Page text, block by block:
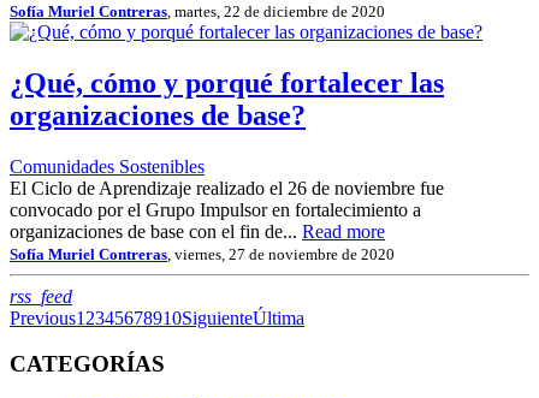
Sofía Muriel Contreras , martes, 22 de diciembre de 2020
¿Qué, cómo y porqué fortalecer las
organizaciones de base?
Comunidades Sostenibles
El Ciclo de Aprendizaje realizado el 26 de noviembre fue
convocado por el Grupo Impulsor en fortalecimiento a
organizaciones de base con el fin de... Read more
Sofía Muriel Contreras , viernes, 27 de noviembre de 2020
rss_feedRSS
Previous1 2345678910SiguienteÚltima
CATEGORÍAS